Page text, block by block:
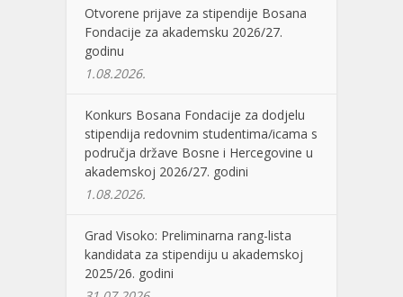
Otvorene prijave za stipendije Bosana
Fondacije za akademsku 2026/27.
godinu
1.08.2026.
Konkurs Bosana Fondacije za dodjelu
stipendija redovnim studentima/icama s
područja države Bosne i Hercegovine u
akademskoj 2026/27. godini
1.08.2026.
Grad Visoko: Preliminarna rang-lista
kandidata za stipendiju u akademskoj
2025/26. godini